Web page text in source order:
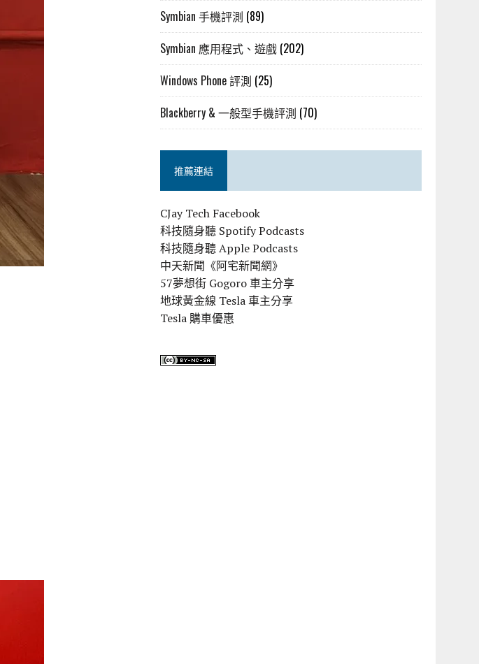
Symbian 手機評測 (89)
Symbian 應用程式、遊戲 (202)
Windows Phone 評測 (25)
Blackberry & 一般型手機評測 (70)
推薦連結
CJay Tech Facebook
科技隨身聽 Spotify Podcasts
科技隨身聽 Apple Podcasts
中天新聞《阿宅新聞網》
57夢想街 Gogoro 車主分享
地球黃金線 Tesla 車主分享
Tesla 購車優惠